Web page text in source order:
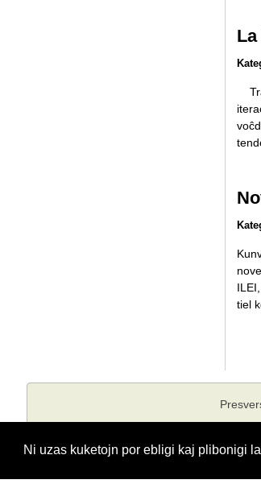
Ni uzas kuketojn por ebligi kaj plibonigi
tiel
Kopirajto © 2001 - 2026 edukado.net. Ĉiuj rajtoj
Fondaĵo Edukado.net kunlabore kun